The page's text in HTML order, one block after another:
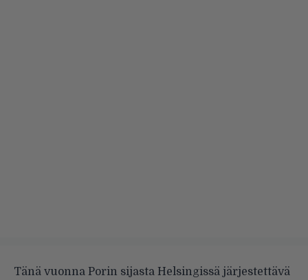
Tänä vuonna Porin sijasta Helsingissä järjestettävä